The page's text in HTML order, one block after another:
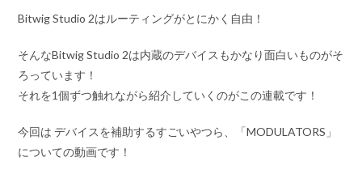
Bitwig Studio 2はルーティングがとにかく自由！
そんなBitwig Studio 2は内蔵のデバイスもかなり面白いものがそ
ろっています！
それを1個ずつ触れながら紹介していくのがこの連載です！
今回は デバイスを補助するすごいやつら、「MODULATORS」
についての動画です！